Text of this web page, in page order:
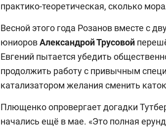
практико-теоретическая, сколько
Весной этого года Розанов вместе с
юниоровАлександрой Трусовой
Евгений пытается убедить
продолжить работу с привычным
катализатором желания сменить
Плющенко опровергает догадки
начались ещё в мае. «Это полная